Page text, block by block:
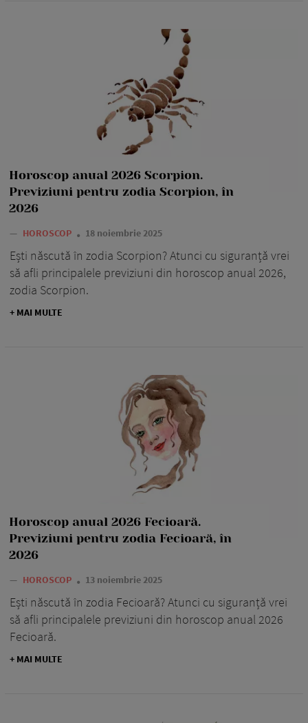
Horoscop anual 2026 Scorpion.
Previziuni pentru zodia Scorpion, în
2026
— HOROSCOP 18 noiembrie 2025
Ești născută în zodia Scorpion? Atunci cu siguranță vrei
să afli principalele previziuni din horoscop anual 2026,
zodia Scorpion.
+ MAI MULTE
Horoscop anual 2026 Fecioară.
Previziuni pentru zodia Fecioară, în
2026
— HOROSCOP 13 noiembrie 2025
Ești născută în zodia Fecioară? Atunci cu siguranță vrei
să afli principalele previziuni din horoscop anual 2026
Fecioară.
+ MAI MULTE